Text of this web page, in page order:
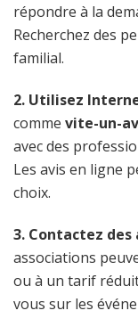
répondre à la
Recherchez des
familial.
2. Utilisez
comme vite-un-
avec des
Les avis en ligne
choix.
3. Contactez
associations
ou à un tarif
vous sur les